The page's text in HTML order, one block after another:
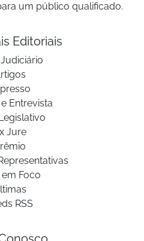
um público qualificado.
Editoriais
Entrevista
Jure
em Foco
RSS